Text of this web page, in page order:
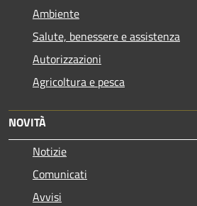
Ambiente
Salute, benessere e assistenza
Autorizzazioni
Agricoltura e pesca
NOVITÀ
Notizie
Comunicati
Avvisi